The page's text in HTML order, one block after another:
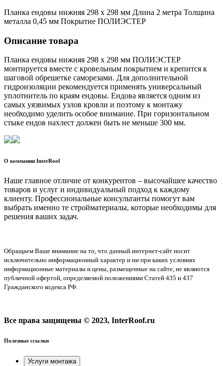
Планка ендовы нижняя 298 х 298 мм Длина 2 метра Толщина
металла 0,45 мм Покрытие ПОЛИЭСТЕР
Описание товара
Планка ендовы нижняя 298 х 298 мм ПОЛИЭСТЕР
монтируется вместе с кровельным покрытием и крепится к
шаговой обрешетке саморезами. Для дополнительной
гидроизоляции рекомендуется применять универсальный
уплотнитель по краям ендовы. Ендова является одним из
самых уязвимых узлов кровли и поэтому к монтажу
необходимо уделить особое внимание. При горизонтальном
стыке ендов нахлест должен быть не меньше 300 мм.
О компании InterRoof
Наше главное отличие от конкурентов – высочайшее качество
товаров и услуг и индивидуальный подход к каждому
клиенту. Профессиональные консультанты помогут вам
выбрать именно те стройматериалы, которые необходимы для
решения ваших задач.
Обращаем Ваше внимание на то, что данный интернет-сайт носит
исключительно информационный характер и ни при каких условиях
информационные материалы и цены, размещенные на сайте, не являются
публичной офертой, определяемой положениями Статей 435 и 437
Гражданского кодекса РФ.
Все права защищены © 2023, InterRoof.ru
Полезные ссылки
Услуги монтажа